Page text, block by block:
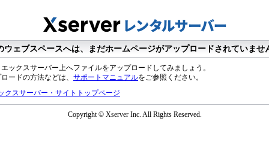
ウェブスペースへは、まだホームページがアップロードされていませ
ックスサーバー上へファイルをアップロードしてみましょう。
ードの方法などは、 サポートマニュアルをご参照ください。
クスサーバー・サイトトップページ
Copyright © Xserver Inc. All Rights Reserved.